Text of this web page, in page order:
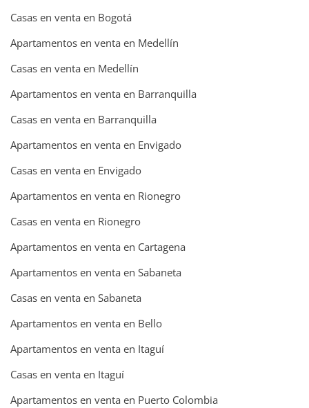
Casas en venta en Bogotá
Apartamentos en venta en Medellín
Casas en venta en Medellín
Apartamentos en venta en Barranquilla
Casas en venta en Barranquilla
Apartamentos en venta en Envigado
Casas en venta en Envigado
Apartamentos en venta en Rionegro
Casas en venta en Rionegro
Apartamentos en venta en Cartagena
Apartamentos en venta en Sabaneta
Casas en venta en Sabaneta
Apartamentos en venta en Bello
Apartamentos en venta en Itaguí
Casas en venta en Itaguí
Apartamentos en venta en Puerto Colombia